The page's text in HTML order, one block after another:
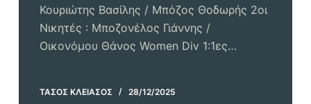
Κουριώτης Βασίλης / Μπόζος Θοδωρής 2οι
Νικητές : Μποζονέλος Γιάννης /
Οικονόμου Θάνος Women Div 1:1ες…
ΤΆΣΟΣ ΚΛΕΙΆΣΟΣ 28/12/2025